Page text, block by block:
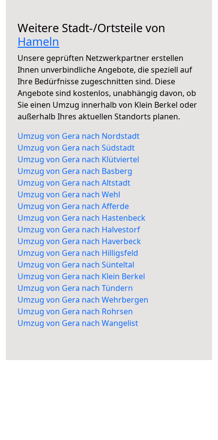
Weitere Stadt-/Ortsteile von
Hameln
Unsere geprüften Netzwerkpartner erstellen
Ihnen unverbindliche Angebote, die speziell auf
Ihre Bedürfnisse zugeschnitten sind. Diese
Angebote sind kostenlos, unabhängig davon, ob
Sie einen Umzug innerhalb von Klein Berkel oder
außerhalb Ihres aktuellen Standorts planen.
Umzug von Gera nach Nordstadt
Umzug von Gera nach Südstadt
Umzug von Gera nach Klütviertel
Umzug von Gera nach Basberg
Umzug von Gera nach Altstadt
Umzug von Gera nach Wehl
Umzug von Gera nach Afferde
Umzug von Gera nach Hastenbeck
Umzug von Gera nach Halvestorf
Umzug von Gera nach Haverbeck
Umzug von Gera nach Hilligsfeld
Umzug von Gera nach Sünteltal
Umzug von Gera nach Klein Berkel
Umzug von Gera nach Tündern
Umzug von Gera nach Wehrbergen
Umzug von Gera nach Rohrsen
Umzug von Gera nach Wangelist